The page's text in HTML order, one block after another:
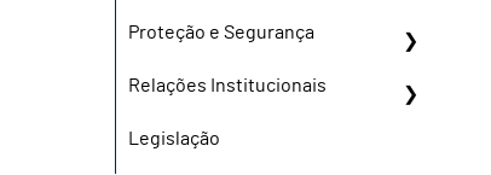
Proteção e Segurança
Relações Institucionais
Legislação